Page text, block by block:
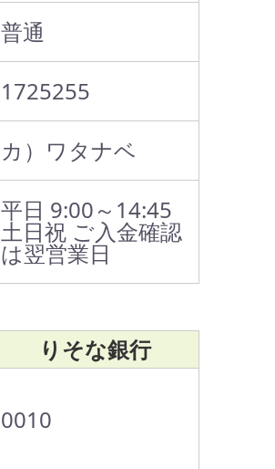
普通
1725255
カ）ワタナベ
平日 9:00～14:45
土日祝 ご入金確認
は翌営業日
りそな銀行
0010